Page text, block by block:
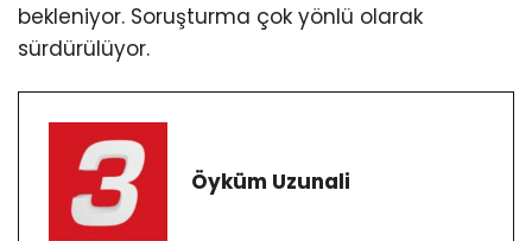
bekleniyor. Soruşturma çok yönlü olarak
sürdürülüyor.
Öyküm Uzunali